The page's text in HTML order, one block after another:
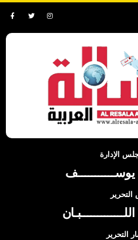
الإدارة
يوســـــــــــف
التحرير